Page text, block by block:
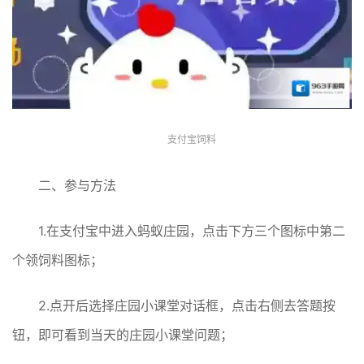
支付宝饲料
二、参与方法
1.在支付宝中进入蚂蚁庄园，点击下方三个图标中第二
个领饲料图标；
2.点开后选择庄园小课堂对话框，点击右侧去答题按
钮，即可看到当天的庄园小课堂问题；